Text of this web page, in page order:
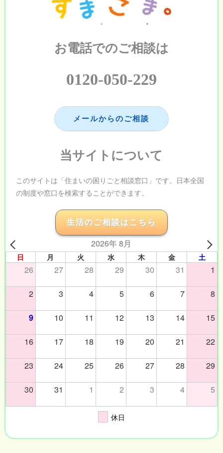
お電話でのご相談は
0120-050-229
メールからのご相談
当サイトについて
このサイトは「住まいの困りごと相談窓口」です。日本全国
の制度や窓口を検索することができます。
生活のご相談はこちら
2026年 8月
日 月 火 水 木 金 土
26 27 28 29 30 31 1
2 3 4 5 6 7 8
9 10 11 12 13 14 15
16 17 18 19 20 21 22
23 24 25 26 27 28 29
30 31 1 2 3 4 5
休日